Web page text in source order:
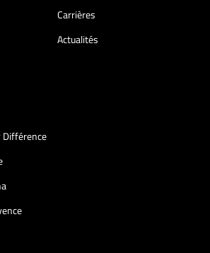
Carrières
Actualités
Différence